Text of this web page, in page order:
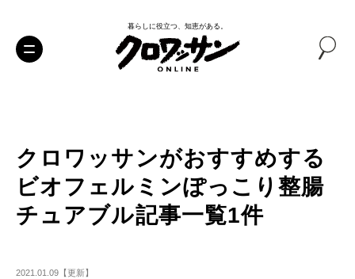
暮らしに役立つ、知恵がある。
クロワッサンがおすすめする
ビオフェルミンぽっこり整腸
チュアブル記事一覧1件
2021.01.09【更新】